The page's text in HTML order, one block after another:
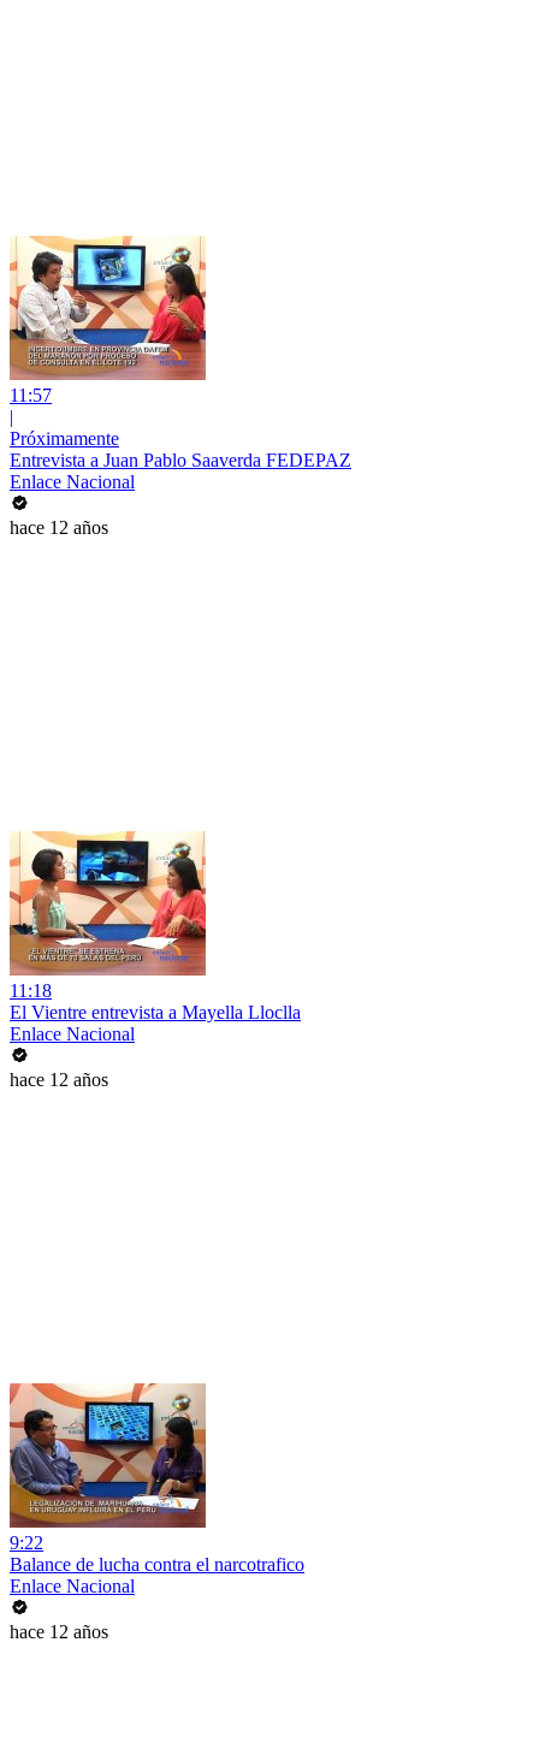
11:57
|
Próximamente
Entrevista a Juan Pablo Saaverda FEDEPAZ
Enlace Nacional
hace 12 años
11:18
El Vientre entrevista a Mayella Lloclla
Enlace Nacional
hace 12 años
9:22
Balance de lucha contra el narcotrafico
Enlace Nacional
hace 12 años